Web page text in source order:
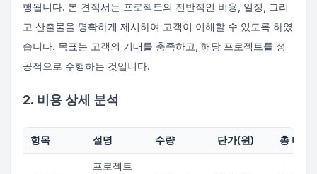
행됩니다. 본 견적서는 프로젝트의 전반적인 비용, 일정, 그리
고 산출물을 명확하게 제시하여 고객이 이해할 수 있도록 하였
습니다. 목표는 고객의 기대를 충족하고, 해당 프로젝트를 성
공적으로 수행하는 것입니다.
2. 비용 상세 분석
항목 설명 수량 단가(원) 총 비용
프로젝트